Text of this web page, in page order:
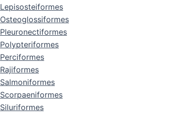
Lepisosteiformes
Osteoglossiformes
Pleuronectiformes
Polypteriformes
Perciformes
Rajiformes
Salmoniformes
Scorpaeniformes
Siluriformes